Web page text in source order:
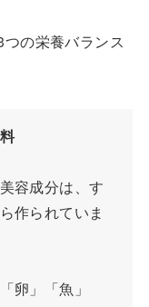
の栄養バランス
容成分は、す
作られていま
卵」「魚」